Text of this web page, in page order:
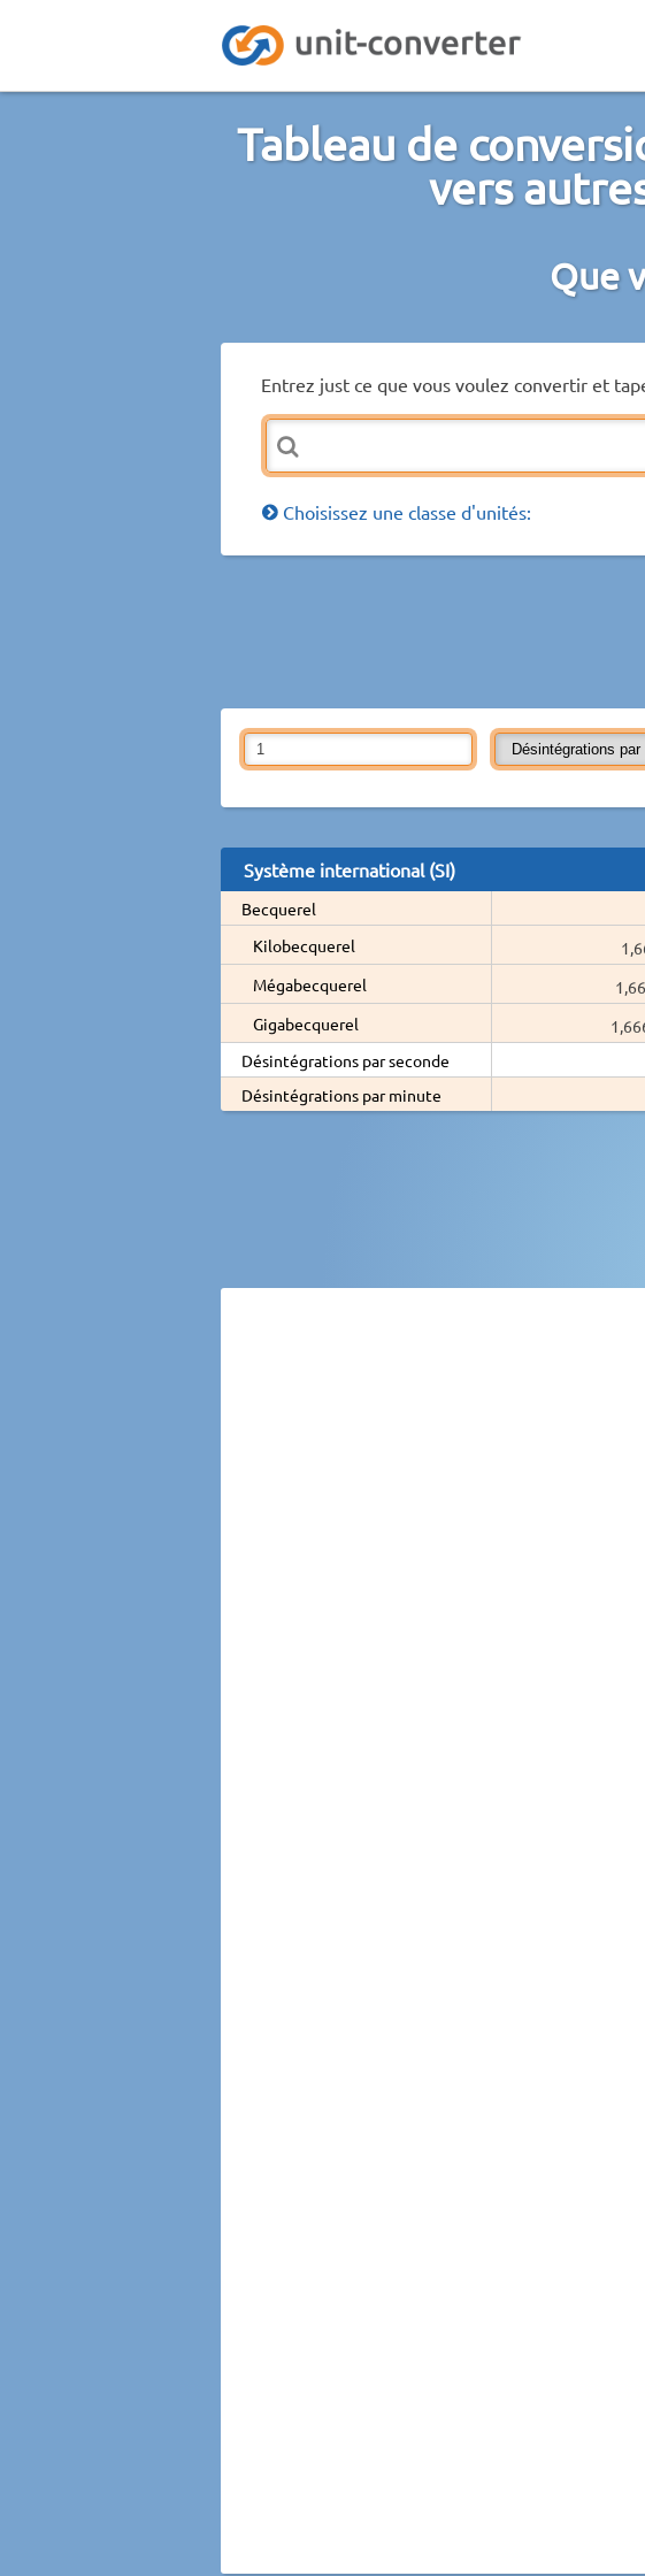
Tableau de
vers
Que
Entrez just ce que vous voulez convertir et
Choisissez une classe d'unités:
Système international (SI)
Becquerel
Kilobecquerel
Mégabecquerel
Gigabecquerel
Désintégrations par seconde
Désintégrations par minute